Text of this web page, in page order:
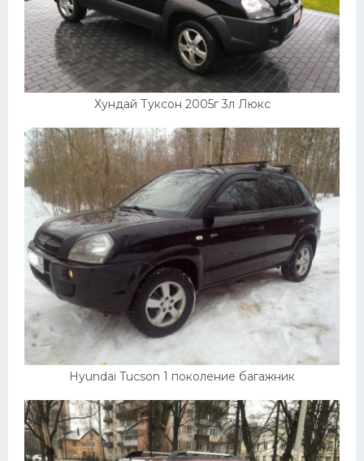
Хундай Туксон 2005г 3л Люкс
Hyundai Tucson 1 поколение багажник